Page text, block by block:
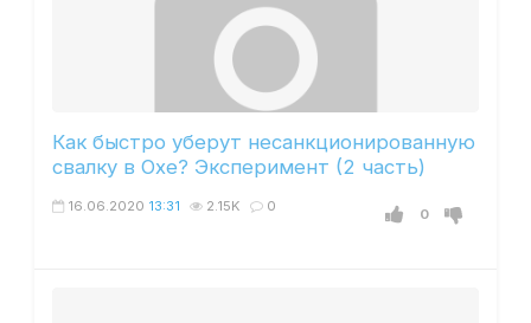
Как быстро уберут несанкционированную
свалку в Охе? Эксперимент (2 часть)
0
16.06.2020 13:31 2.15K 0